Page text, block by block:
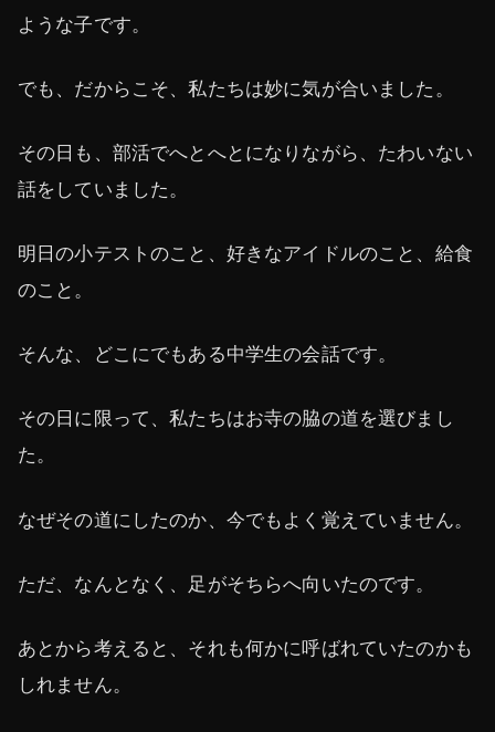
ような子です。
でも、だからこそ、私たちは妙に気が合いました。
その日も、部活でへとへとになりながら、たわいない
話をしていました。
明日の小テストのこと、好きなアイドルのこと、給食
のこと。
そんな、どこにでもある中学生の会話です。
その日に限って、私たちはお寺の脇の道を選びまし
た。
なぜその道にしたのか、今でもよく覚えていません。
ただ、なんとなく、足がそちらへ向いたのです。
あとから考えると、それも何かに呼ばれていたのかも
しれません。